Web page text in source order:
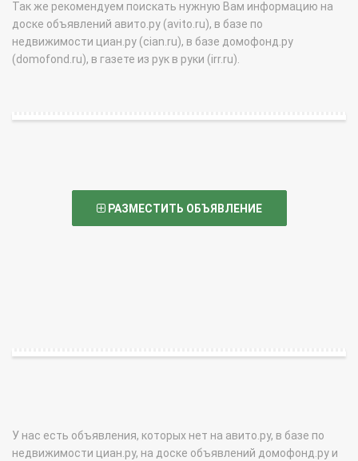
Так же рекомендуем поискать нужную Вам информацию на
доске объявлений авито.ру (avito.ru), в базе по
недвижимости циан.ру (cian.ru), в базе домофонд.ру
(domofond.ru), в газете из рук в руки (irr.ru).
РАЗМЕСТИТЬ ОБЪЯВЛЕНИЕ
У нас есть объявления, которых нет на авито.ру, в базе по
недвижимости циан.ру, на доске объявлений домофонд.ру и